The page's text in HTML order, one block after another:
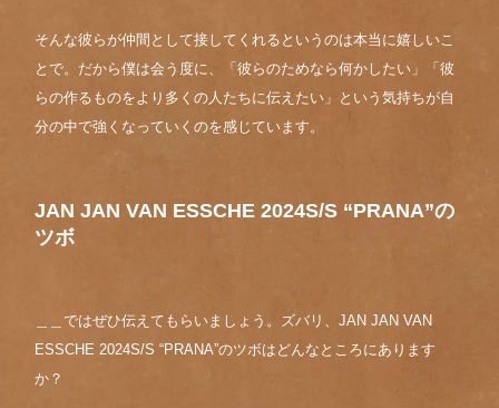
そんな彼らが仲間として接してくれるというのは本当に嬉しいこ
とで。だから僕は会う度に、「彼らのためなら何かしたい」「彼
らの作るものをより多くの人たちに伝えたい」という気持ちが自
分の中で強くなっていくのを感じています。
JAN JAN VAN ESSCHE 2024S/S “PRANA”の
ツボ
＿＿ではぜひ伝えてもらいましょう。ズバリ、JAN JAN VAN
ESSCHE 2024S/S “PRANA”のツボはどんなところにあります
か？